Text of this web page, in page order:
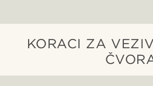
KORACI ZA